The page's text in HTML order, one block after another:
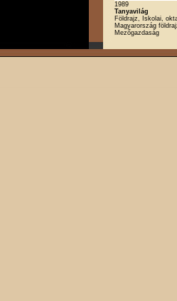
1989
Tanyavilág
Földrajz, Iskolai,
Magyarország
Mezőgazdaság